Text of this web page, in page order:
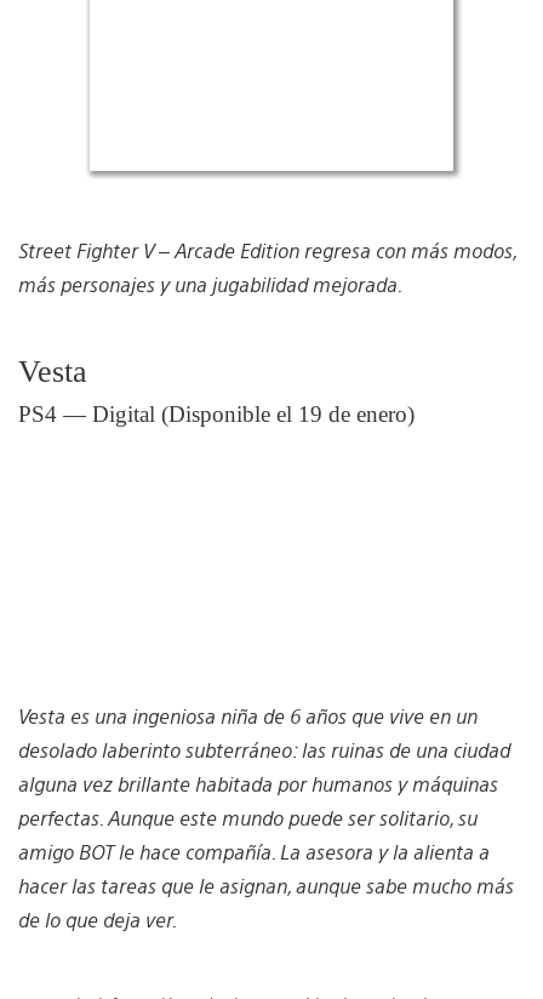
Street Fighter V – Arcade Edition regresa con más modos,
más personajes y una jugabilidad mejorada.
Vesta
PS4 — Digital (Disponible el 19 de enero)
Vesta es una ingeniosa niña de 6 años que vive en un
desolado laberinto subterráneo: las ruinas de una ciudad
alguna vez brillante habitada por humanos y máquinas
perfectas. Aunque este mundo puede ser solitario, su
amigo BOT le hace compañía. La asesora y la alienta a
hacer las tareas que le asignan, aunque sabe mucho más
de lo que deja ver.